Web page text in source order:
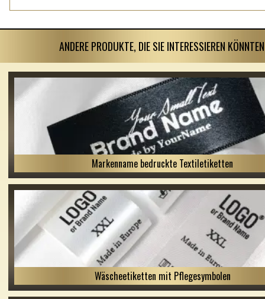
ANDERE PRODUKTE, DIE SIE INTERESSIEREN
Markenname bedruckte Textiletiketten
Wäscheetiketten mit Pflegesymbolen